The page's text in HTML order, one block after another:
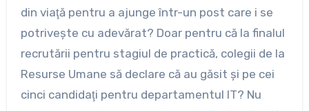
din viaţă pentru a ajunge într-un post care i se
potriveşte cu adevărat? Doar pentru că la finalul
recrutării pentru stagiul de practică, colegii de la
Resurse Umane să declare că au găsit şi pe cei
cinci candidaţi pentru departamentul IT? Nu